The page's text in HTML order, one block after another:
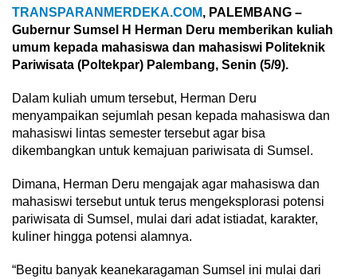
TRANSPARANMERDEKA.COM, PALEMBANG –
Gubernur Sumsel H Herman Deru memberikan kuliah
umum kepada mahasiswa dan mahasiswi Politeknik
Pariwisata (Poltekpar) Palembang, Senin (5/9).
Dalam kuliah umum tersebut, Herman Deru
menyampaikan sejumlah pesan kepada mahasiswa dan
mahasiswi lintas semester tersebut agar bisa
dikembangkan untuk kemajuan pariwisata di Sumsel.
Dimana, Herman Deru mengajak agar mahasiswa dan
mahasiswi tersebut untuk terus mengeksplorasi potensi
pariwisata di Sumsel, mulai dari adat istiadat, karakter,
kuliner hingga potensi alamnya.
“Begitu banyak keanekaragaman Sumsel ini mulai dari